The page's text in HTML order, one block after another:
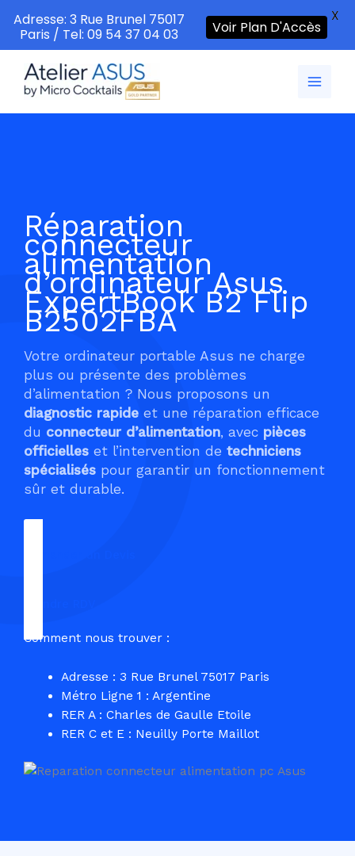
contenu
Réparation
connecteur
alimentation
d’ordinateur Asus
ExpertBook B2 Flip
B2502FBA
Votre ordinateur portable Asus ne charge
plus ou présente des problèmes
d’alimentation ? Nous proposons un
diagnostic rapide et une réparation efficace
du connecteur d’alimentation, avec pièces
officielles et l’intervention de techniciens
spécialisés pour garantir un fonctionnement
sûr et durable.
Comment nous trouver :
Adresse : 3 Rue Brunel 75017 Paris
Métro Ligne 1 : Argentine
RER A : Charles de Gaulle Etoile
RER C et E : Neuilly Porte Maillot
Adresse: 3 Rue Brunel 75017
Paris / Tel: 09 54 37 04 03
Voir Plan D'Accès
X